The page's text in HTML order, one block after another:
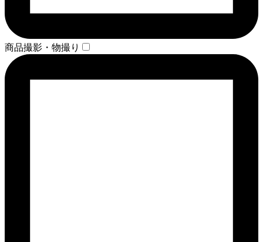
商品撮影・物撮り